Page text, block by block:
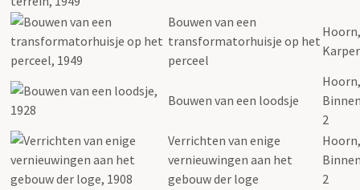
Bouwen van een
transformatorhuisje op het
perceel
Hoorn,
Bouwen van een loodsje
Hoorn,
2
Verrichten van enige
vernieuwingen aan het
gebouw der loge
Hoorn,
2